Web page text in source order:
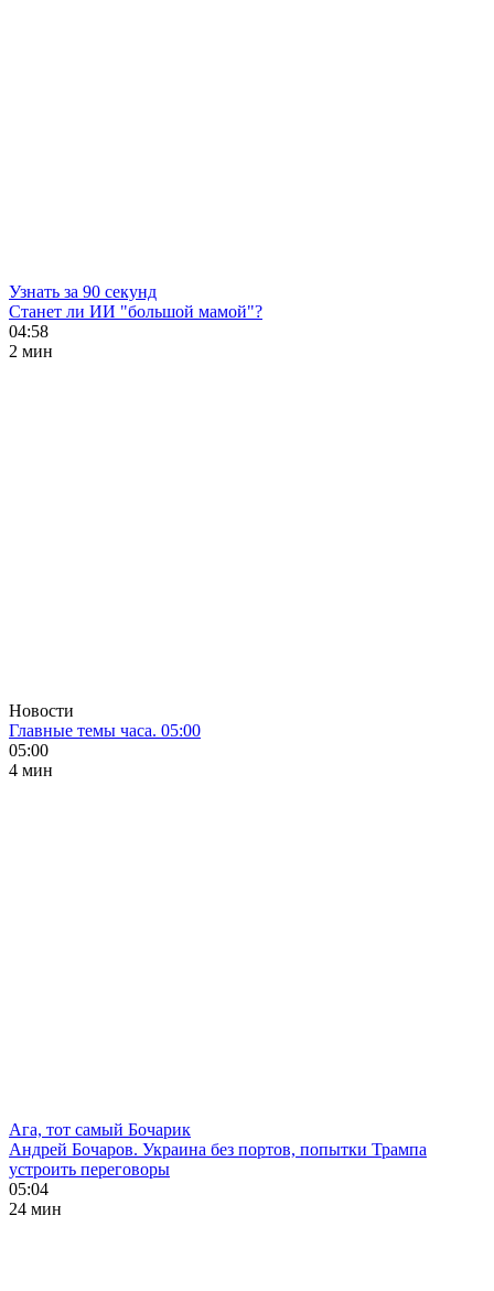
Узнать за 90 секунд
Станет ли ИИ "большой мамой"?
04:58
2 мин
Новости
Главные темы часа. 05:00
05:00
4 мин
Ага, тот самый Бочарик
Андрей Бочаров. Украина без портов, попытки Трампа
устроить переговоры
05:04
24 мин